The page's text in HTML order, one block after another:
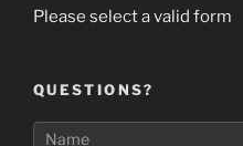
Please select a valid form
QUESTIONS?